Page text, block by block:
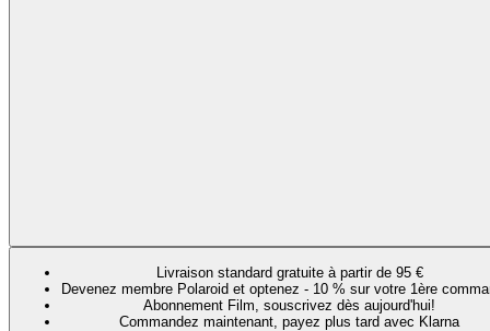
Livraison standard gratuite à partir de 95 €
Devenez membre Polaroid et optenez - 10 % sur votre 1ère
Abonnement Film, souscrivez dès aujourd'hui!
Commandez maintenant, payez plus tard avec Klarna